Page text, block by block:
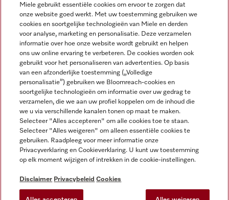
Disclaimer
Algemene voorwaarden en informatie
Privacybeleid
Gebruiksvoorwaarden
Toegankelijkheidsverklaring
Digital Services Act
Miele op Instagram
Miele op Facebook
Miele op Youtube
Miele gebruikt essentiële cookies om ervoor te zorgen dat
onze website goed werkt. Met uw toestemming gebruiken we
cookies en soortgelijke technologieën van Miele en derden
voor analyse, marketing en personalisatie. Deze verzamelen
informatie over hoe onze website wordt gebruikt en helpen
ons uw online ervaring te verbeteren. De cookies worden ook
gebruikt voor het personaliseren van advertenties. Op basis
van een afzonderlijke toestemming („Volledige
personalisatie”) gebruiken we Bloomreach-cookies en
soortgelijke technologieën om informatie over uw gedrag te
verzamelen, die we aan uw profiel koppelen om de inhoud die
we u via verschillende kanalen tonen op maat te maken.
Selecteer "Alles accepteren" om alle cookies toe te staan.
Selecteer "Alles weigeren" om alleen essentiële cookies te
gebruiken. Raadpleeg voor meer informatie onze
Privacyverklaring en Cookieverklaring. U kunt uw toestemming
op elk moment wijzigen of intrekken in de cookie-instellingen.
Disclaimer Privacybeleid Cookies